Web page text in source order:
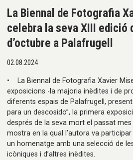
La Biennal de Fotografia
celebra la seva XIII edició
d’octubre a Palafrugell
02.08.2024
• La Biennal de Fotografia Xavier
exposicions -la majoria inèdites i de
diferents espais de Palafrugell,
para un descosido”, la primera
després de la seva mort el passat
mostra en la qual l’autora va
un homenatge amb una selecció de
icòniques i d’altres inèdites.